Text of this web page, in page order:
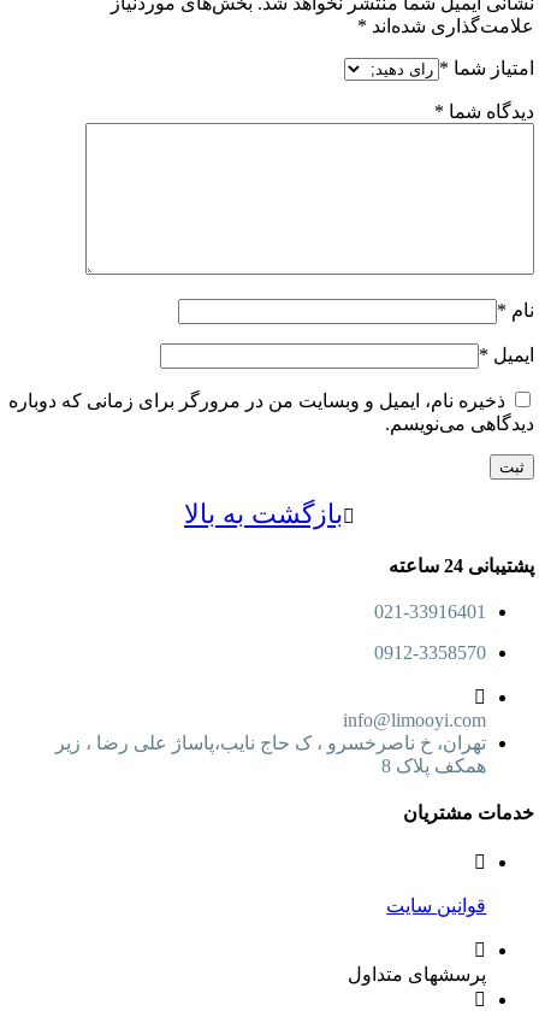
شده‌اند*
شما *
شما *
*
نام، ایمیل و وبسایت من در مرورگر برای زمانی که دوباره
می‌نویسم.
بازگشت به بالا
ساعته
021-33916401
0912-3358570
info@limooyi.com
تهران، خ ناصرخسرو ، ک حاج نایب،پاساژ علی رضا ، زیر
همکف پلاک 8
مشتریان
قوانین سایت
پرسشهای متداول